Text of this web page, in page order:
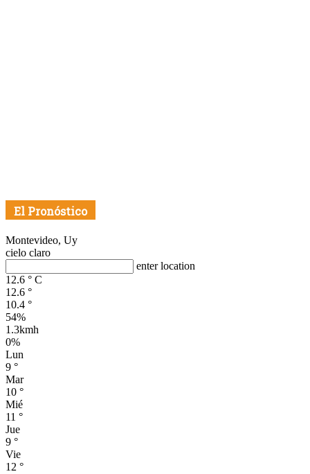
El Pronóstico
Montevideo, Uy
cielo claro
enter location
12.6 ° C
12.6 °
10.4 °
54%
1.3kmh
0%
Lun
9 °
Mar
10 °
Mié
11 °
Jue
9 °
Vie
12 °